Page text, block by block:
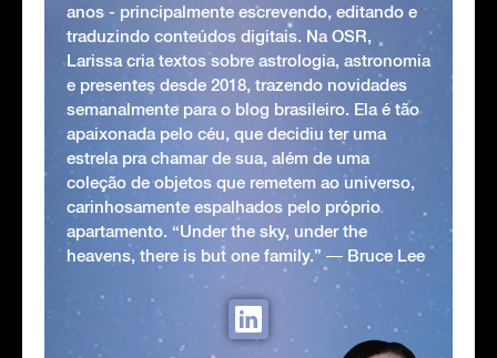
anos - principalmente escrevendo, editando e
traduzindo conteúdos digitais. Na OSR,
Larissa cria textos sobre astrologia, astronomia
e presentes desde 2018, trazendo novidades
semanalmente para o blog brasileiro. Ela é tão
apaixonada pelo céu, que decidiu ter uma
estrela pra chamar de sua, além de uma
coleção de objetos que remetem ao universo,
carinhosamente espalhados pelo próprio
apartamento. “Under the sky, under the
heavens, there is but one family.” ― Bruce Lee